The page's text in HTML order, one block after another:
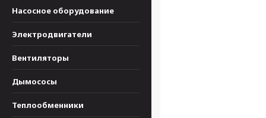
Насосное оборудование
Электродвигатели
Вентиляторы
Дымососы
Теплообменники